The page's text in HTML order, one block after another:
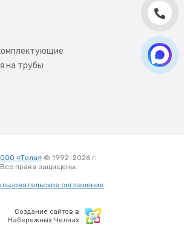
на трубы
ООО «Тола»© 1992-2026 г.
Все права защищены.
соглашение
Создание сайтов в
Набережных Челнах